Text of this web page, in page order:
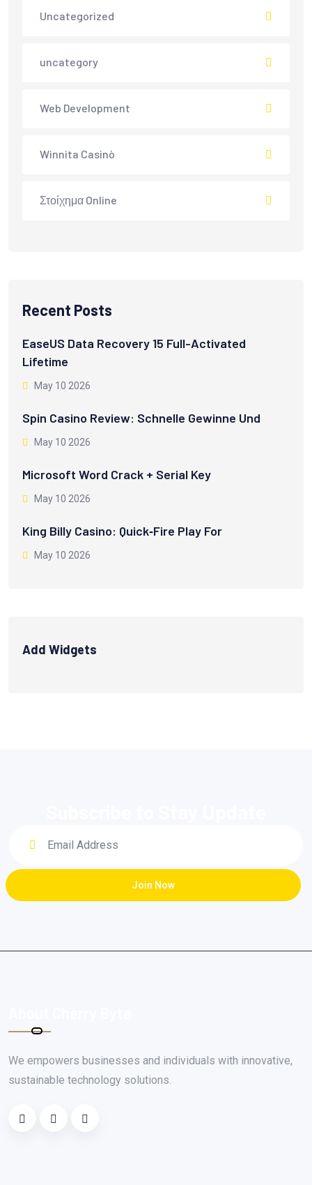
Uncategorized
uncategory
Web Development
Winnita Casinò
Στοίχημα Online
Recent Posts
EaseUS Data Recovery 15 Full-Activated
Lifetime
May 10 2026
Spin Casino Review: Schnelle Gewinne Und
May 10 2026
Microsoft Word Crack + Serial Key
May 10 2026
King Billy Casino: Quick‑Fire Play For
May 10 2026
Add Widgets
Join Now
We empowers businesses and individuals with innovative,
sustainable technology solutions.